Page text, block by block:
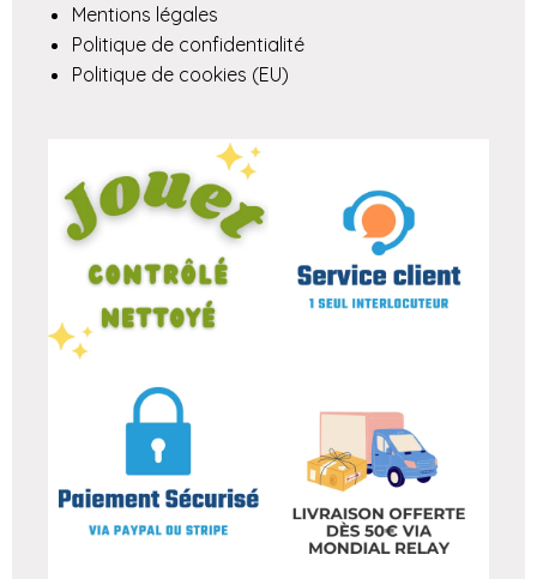
Mentions légales
Politique de confidentialité
Politique de cookies (EU)